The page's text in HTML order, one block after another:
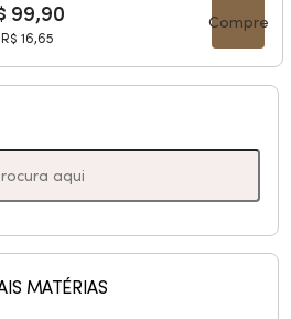
99,90
R$ 16,65
Compre
MATÉRIAS